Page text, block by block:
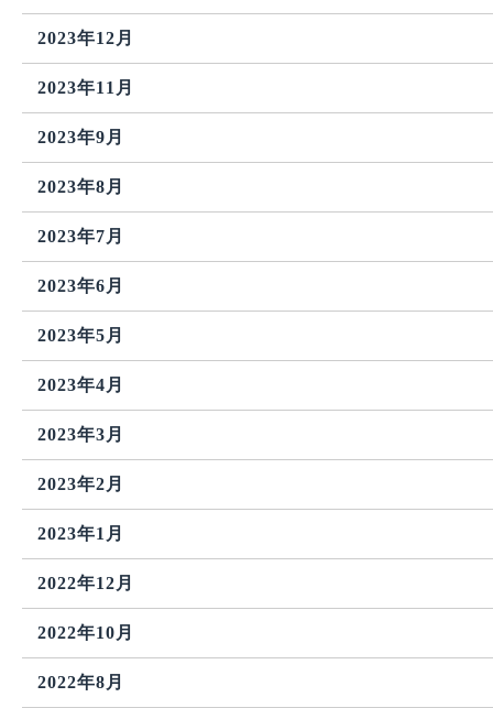
2023年12月
2023年11月
2023年9月
2023年8月
2023年7月
2023年6月
2023年5月
2023年4月
2023年3月
2023年2月
2023年1月
2022年12月
2022年10月
2022年8月